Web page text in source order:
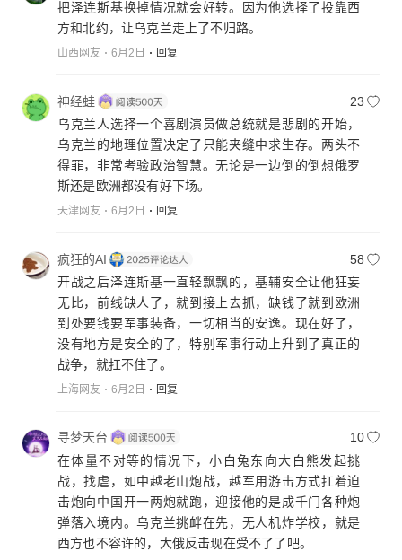
把泽连斯基换掉情况就会好转。因为他选择了投靠西
方和北约，让乌克兰走上了不归路。
山西网友 6月2日 回复
神经蛙
23
乌克兰人选择一个喜剧演员做总统就是悲剧的开始，
乌克兰的地理位置决定了只能夹缝中求生存。两头不
得罪，非常考验政治智慧。无论是一边倒的倒想俄罗
斯还是欧洲都没有好下场。
天津网友 6月2日 回复
疯狂的AI
58
开战之后泽连斯基一直轻飘飘的，基辅安全让他狂妄
无比，前线缺人了，就到接上去抓，缺钱了就到欧洲
到处要钱要军事装备，一切相当的安逸。现在好了，
没有地方是安全的了，特别军事行动上升到了真正的
战争，就扛不住了。
上海网友 6月2日 回复
寻梦天台
10
在体量不对等的情况下，小白兔东向大白熊发起挑
战，找虐，如中越老山炮战，越军用游击方式扛着迫
击炮向中国开一两炮就跑，迎接他的是成千门各种炮
弹落入境内。乌克兰挑衅在先，无人机炸学校，就是
西方也不容许的，大俄反击现在受不了了吧。